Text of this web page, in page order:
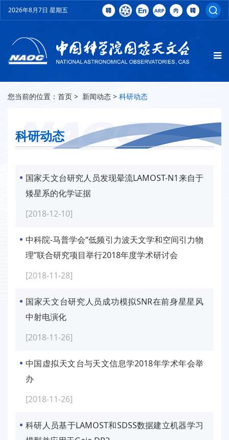
2026年8月7日 星期五
您当前的位置： 首页 > 新闻动态 > 科研动态
科研动态
国家天文台研究人员发现晕流LAMOST-N1来自于
矮星系的化学证据
[2018-12-10]
中科院-马普学会“低频引力波天文学和空间引力物
理”联合研究项目举行2018年度学术研讨会
[2018-11-28]
国家天文台研究人员成功模拟SNR在前身星星风
中射电演化
[2018-11-26]
中国虚拟天文台与天文信息学2018年学术年会举
办
[2018-11-26]
科研人员基于LAMOST和SDSS数据建立机器学习